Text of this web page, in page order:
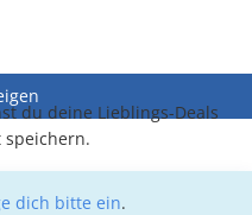
du deine Lieblings-Deals
speichern.
dich bitte ein.